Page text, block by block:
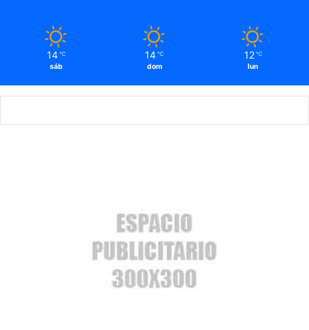
14 ℃
sáb
14 ℃
dom
12 ℃
lun